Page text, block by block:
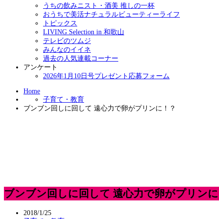
うちの飲みニスト・酒美 推しの一杯
おうちで美活ナチュラルビューティーライフ
トピックス
LIVING Selection in 和歌山
テレビのツムジ
みんなのイイネ
過去の人気連載コーナー
アンケート
2026年1月10日号プレゼント応募フォーム
Home
子育て・教育
ブンブン回しに回して 遠心力で卵がプリンに！？
ブンブン回しに回して 遠心力で卵がプリン
2018/1/25